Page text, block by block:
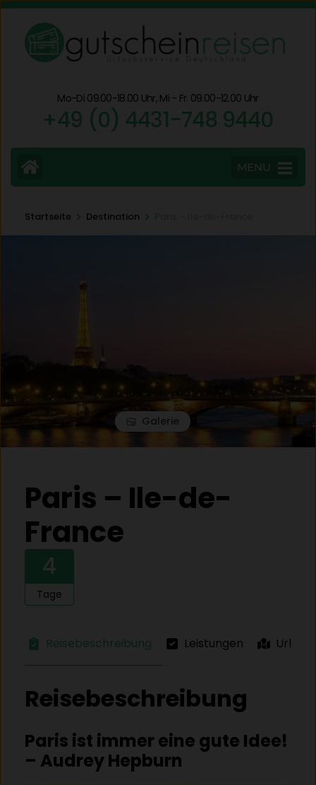
Zum
Inhalt
springen
Mo-Di 09.00-18.00 Uhr, Mi - Fr. 09.00-12.00 Uhr
+49 (0) 4431-748 9440
MENU
Startseite > Destination >
Galerie
Paris – Ile-de-
France
4
Tage
Reisebeschreibung Leistungen
Reisebeschreibung
Paris ist immer eine gute Idee!
– Audrey Hepburn